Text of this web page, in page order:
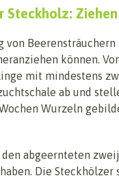
können.
mit mindestens
ab und
Wurzeln
abgeernteten
Die